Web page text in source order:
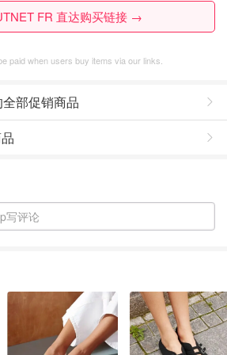
FR 直达购买链接 →
paid when users buy items via our links.
全部促销商品
写评论